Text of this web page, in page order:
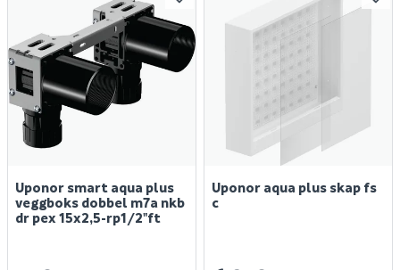
Uponor smart aqua plus
veggboks dobbel m7a nkb
dr pex 15x2,5-rp1/2"ft
Uponor aqua plus skap fs
c